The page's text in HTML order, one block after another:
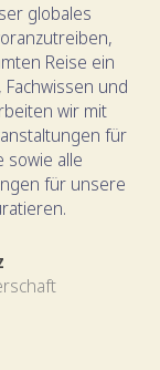
globales
Reise ein
und
wir mit
für
sowie alle
für unsere